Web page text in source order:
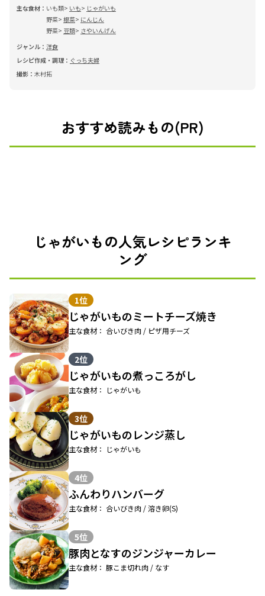
主な食材： いも類 いも
じゃがいも
野菜 根菜
にんじん
野菜
豆類
さやいんげん
ジャンル： 洋食
レシピ作成・調理： ぐっち夫婦
撮影： 木村拓
おすすめ読みもの(PR)
じゃがいもの人気レシピランキ
ング
1位
じゃがいものミートチーズ焼き
主な食材： 合いびき肉 / ピザ用チーズ
2位
じゃがいもの煮っころがし
主な食材： じゃがいも
3位
じゃがいものレンジ蒸し
主な食材： じゃがいも
4位
ふんわりハンバーグ
主な食材： 合いびき肉 / 溶き卵(S)
5位
豚肉となすのジンジャーカレー
主な食材： 豚こま切れ肉 / なす